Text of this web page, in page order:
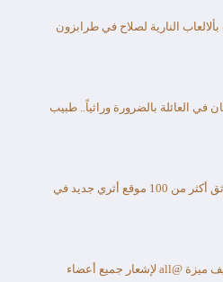
النارية لصلاح في طرابزون
العائلة بالضرورة وراثياً.. طبيب
هيئة التراث توثق أكثر من 100 موقع أثري جديد في
“واتساب” يضيف ميزة @all لإشعار جميع أعضاء